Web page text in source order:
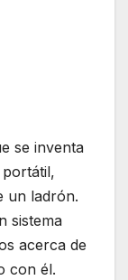
se inventa
un ladrón.
sistema
acerca de
con él.